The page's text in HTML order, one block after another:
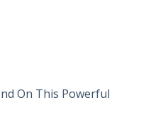
On This Powerful